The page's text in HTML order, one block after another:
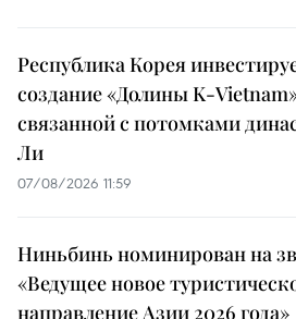
Республика Корея
создание «Долины K-
связанной с потомками
Ли
07/08/2026 11:59
Ниньбинь номинирован на
«Ведущее новое
направление Азии 2026 года»